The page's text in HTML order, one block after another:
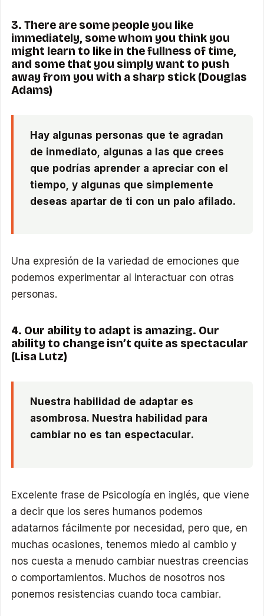
3. There are some people you like
immediately, some whom you think you
might learn to like in the fullness of time,
and some that you simply want to push
away from you with a sharp stick (Douglas
Adams)
Hay algunas personas que te agradan
de inmediato, algunas a las que crees
que podrías aprender a apreciar con el
tiempo, y algunas que simplemente
deseas apartar de ti con un palo afilado.
Una expresión de la variedad de emociones que
podemos experimentar al interactuar con otras
personas.
4. Our ability to adapt is amazing. Our
ability to change isn’t quite as spectacular
(Lisa Lutz)
Nuestra habilidad de adaptar es
asombrosa. Nuestra habilidad para
cambiar no es tan espectacular.
Excelente frase de Psicología en inglés, que viene
a decir que los seres humanos podemos
adatarnos fácilmente por necesidad, pero que, en
muchas ocasiones, tenemos miedo al cambio y
nos cuesta a menudo cambiar nuestras creencias
o comportamientos. Muchos de nosotros nos
ponemos resistencias cuando toca cambiar.